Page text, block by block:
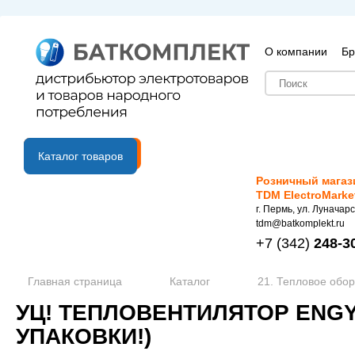
О компании
B2B портал
Каталог товаров
Розничный
TDM
г. Пермь, ул.
tdm@batkomplekt.ru
+7 (342) 248-
Главная страница Каталог 21. Тепловое
УЦ! ТЕПЛОВЕНТИЛЯТОР
УПАКОВКИ!)